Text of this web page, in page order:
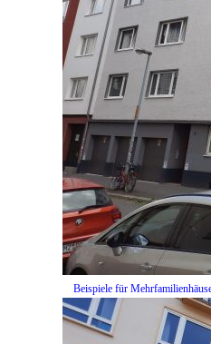
Beispiele für